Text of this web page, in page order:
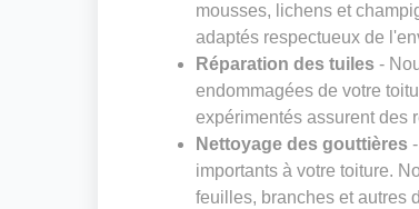
mousses, lichens et
adaptés respectueux de
Réparation des tuiles -
endommagées de votre
expérimentés assurent des
Nettoyage des gouttières
importants à votre toiture.
feuilles, branches et autres